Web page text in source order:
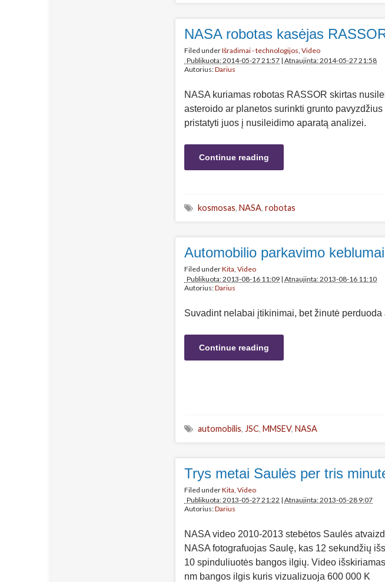
NASA robotas kasėjas
Filed underIšradimai - technologijos, Video
Publikuota: 2014-05-27 21:57 | Atnaujinta: 2014-05-27 21:58
Autorius:Darius
NASA kuriamas robotas RASSOR skirtas
asteroido ar planetos surinkti grunto pavyzdžius
pristatyti juos į nusileidimo aparatą analizei.
Continue reading
kosmosas, NASA, robotas
Automobilio parkavimo
Filed underKita Video
Publikuota: 2013-08-16 11:09 | Atnaujinta: 2013-08-16 11:10
Autorius:Darius
Suvadint nelabai įtikinimai, bet žinutė perduoda
Continue reading
automobilis, JSC, MMSEV, NASA
Trys metai Saulės per tris
Filed underKita Video
Publikuota: 2013-05-27 21:22 | Atnaujinta: 2013-05-28 9:07
Autorius:Darius
NASA video 2010-2013 stebėtos Saulės
NASA fotografuojas Saulę, kas 12 sekundžių
10 spinduliuotės bangos ilgių. Video
nm bangos ilgis kuris vizualizuoja 600 000 K